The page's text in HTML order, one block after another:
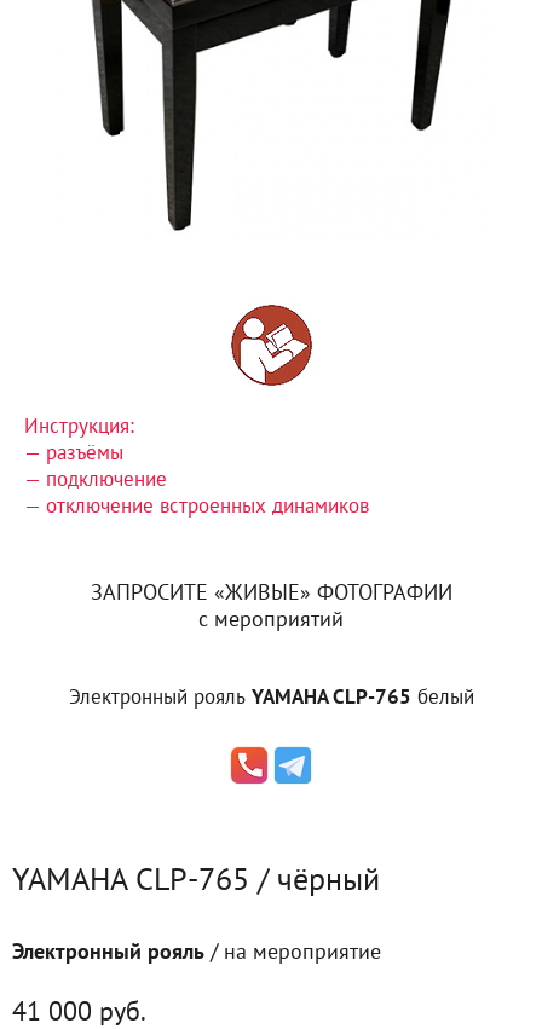
Инструкция:
— разъёмы
— подключение
— отключение встроенных динамиков
ЗАПРОСИТЕ «ЖИВЫЕ» ФОТОГРАФИИ
с мероприятий
Электронный рояль YAMAHA CLP-765 белый
YAMAHA CLP-765 / чёрный
Электронный рояль / на мероприятие
41 000 руб.